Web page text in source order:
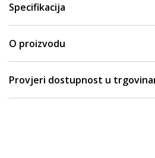
Specifikacija
O proizvodu
Provjeri dostupnost u